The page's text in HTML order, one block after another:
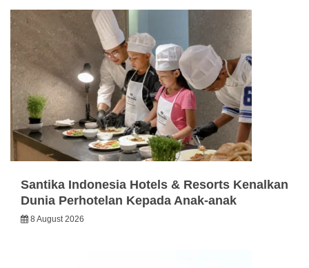
Santika Indonesia Hotels & Resorts Kenalkan
Dunia Perhotelan Kepada Anak-anak
8 August 2026